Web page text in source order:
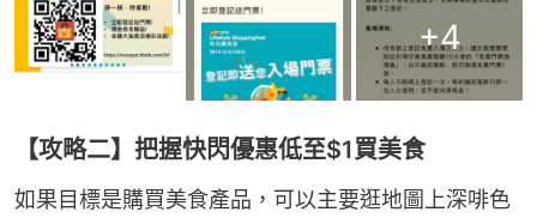
+4
【攻略二】把握快閃優惠低至$1買美食
如果目標是購買美食產品，可以主要逛地圖上深啡色